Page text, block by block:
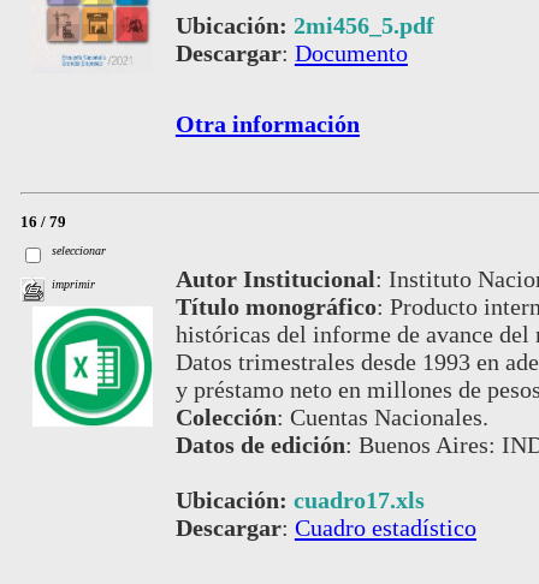
Ubicación: 2mi456_5.pdf
Descargar: Documento
Otra información
16 / 79
seleccionar
imprimir Autor Institucional: Instituto
Título monográfico: Producto
históricas del informe de avance
Datos trimestrales desde 1993 en
y préstamo neto en millones de
Colección: Cuentas Nacionales.
Datos de edición: Buenos Aires:
Ubicación: cuadro17.xls
Descargar: Cuadro estadístico